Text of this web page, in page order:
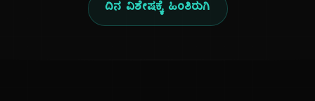
ದಿನ ವಿಶೇಷಕ್ಕೆ ಹಿಂತಿರುಗಿ